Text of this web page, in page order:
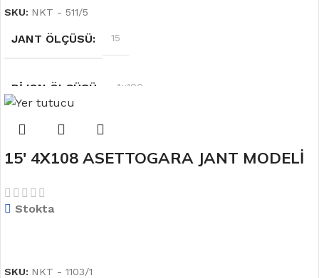
SKU: NKT - 511/5
JANT ÖLÇÜSÜ 15
BIJON ÖLÇÜSÜ 4×100
RENK PARLAK FÜME
OFSET
15′ 4X108 ASETTOGARA JANT MODELİ
Stokta
SKU: NKT - 1103/1